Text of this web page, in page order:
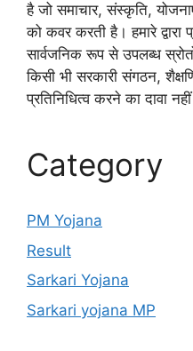
है जो समाचार, संस्कृति,
को कवर करती है। हमारे
सार्वजनिक रूप से उपलब्ध
किसी भी सरकारी संगठन,
प्रतिनिधित्व करने का दावा
Category
PM Yojana
Result
Sarkari Yojana
Sarkari yojana MP